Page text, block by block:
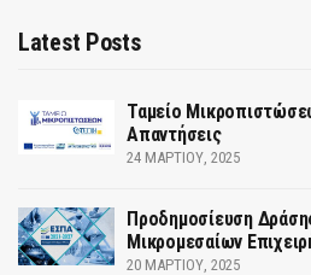
Latest Posts
Ταμείο
Απαντήσεις
24 ΜΑΡΤΊΟΥ, 2025
Προδημοσίευση
Μικρομεσαίων
20 ΜΑΡΤΊΟΥ, 2025